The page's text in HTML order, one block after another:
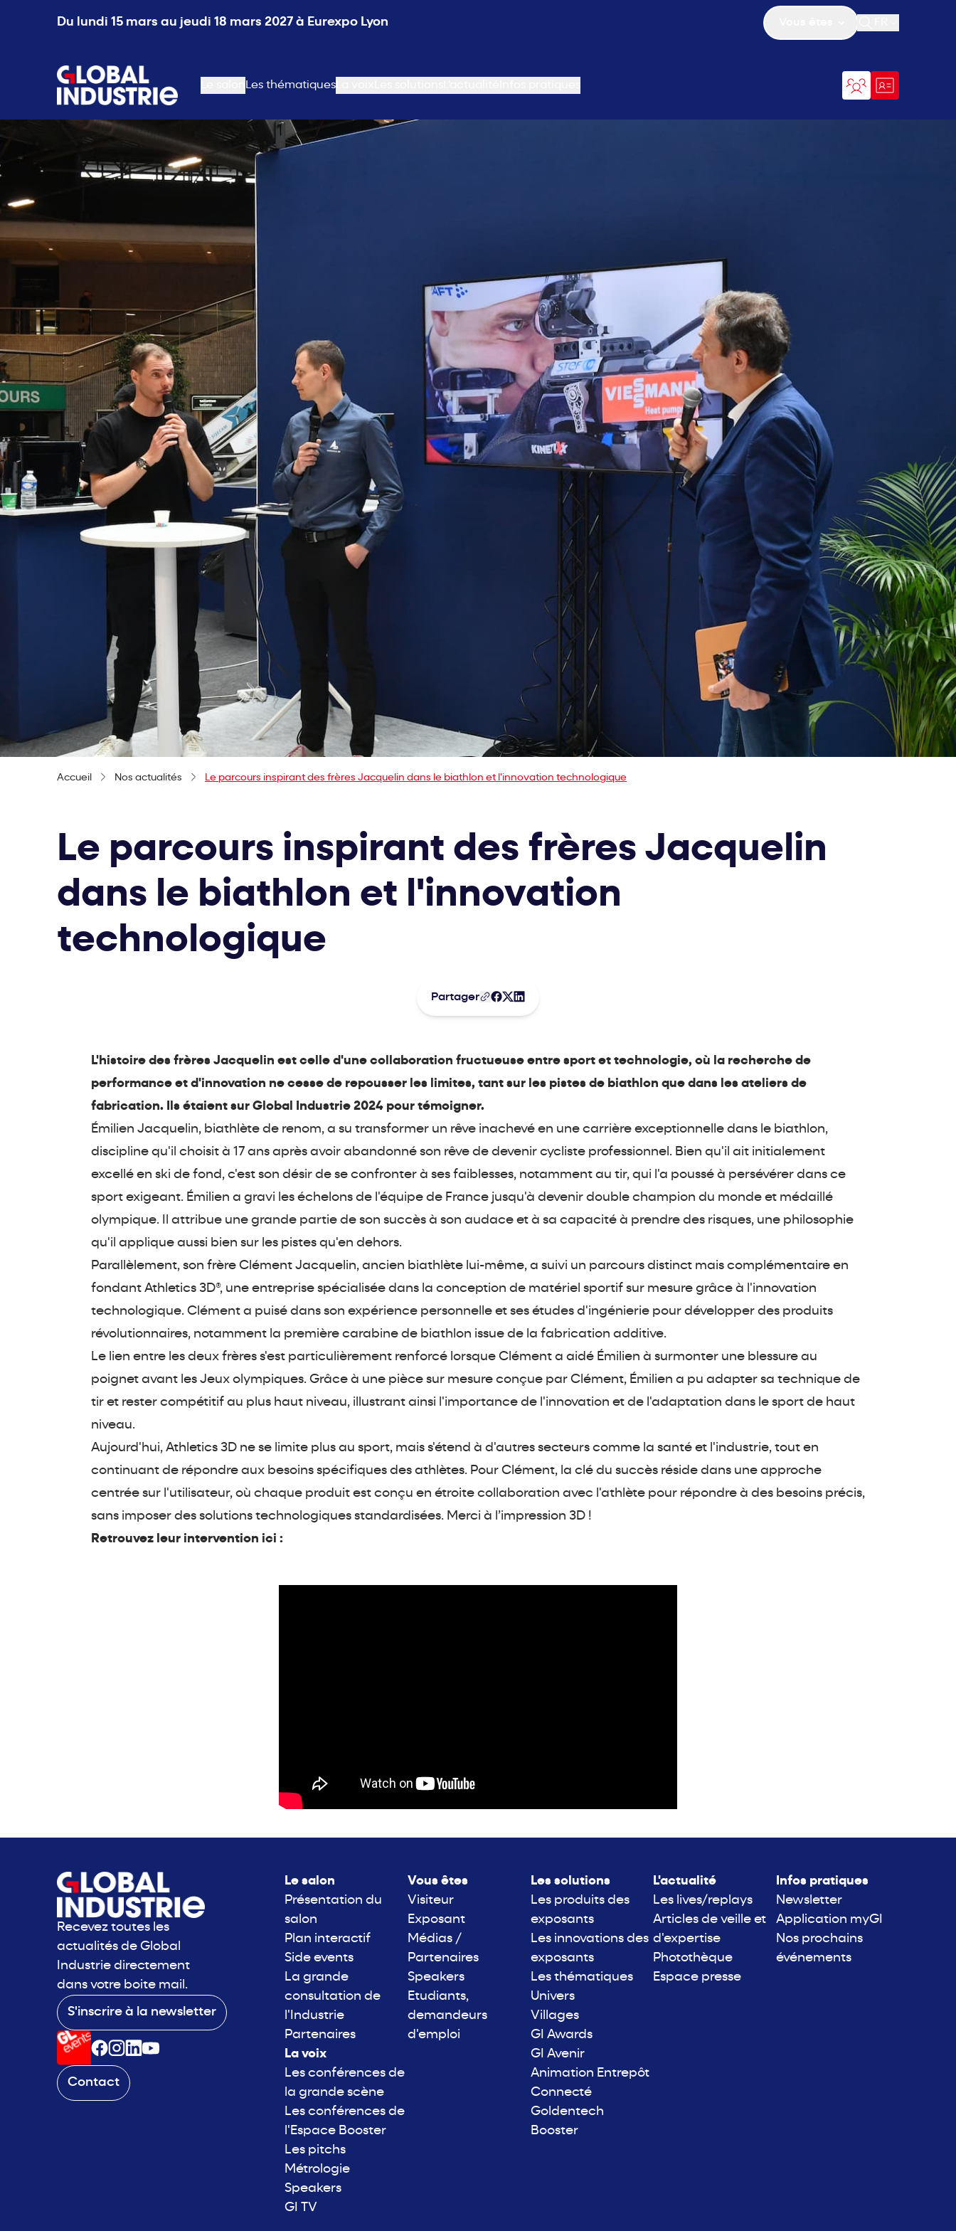
Du lundi 15 mars au jeudi 18 mars 2027 à Eurexpo Lyon
Ouvrir la
page.home
Les thématiques
Accueil Nos actualités Le parcours inspirant des frères Jacquelin dans le biathlon et l'innovation technologique
Le parcours inspirant des frères Jacquelin
dans le biathlon et l'innovation
technologique
Partager
L'histoire des frères Jacquelin est celle d'une collaboration fructueuse entre sport et technologie, où la recherche de
performance et d'innovation ne cesse de repousser les limites, tant sur les pistes de biathlon que dans les ateliers de
fabrication. Ils étaient sur Global Industrie 2024 pour témoigner.
Émilien Jacquelin, biathlète de renom, a su transformer un rêve inachevé en une carrière exceptionnelle dans le biathlon,
discipline qu'il choisit à 17 ans après avoir abandonné son rêve de devenir cycliste professionnel. Bien qu'il ait initialement
excellé en ski de fond, c'est son désir de se confronter à ses faiblesses, notamment au tir, qui l'a poussé à persévérer dans ce
sport exigeant. Émilien a gravi les échelons de l'équipe de France jusqu'à devenir double champion du monde et médaillé
olympique. Il attribue une grande partie de son succès à son audace et à sa capacité à prendre des risques, une philosophie
qu'il applique aussi bien sur les pistes qu'en dehors.
Parallèlement, son frère Clément Jacquelin, ancien biathlète lui-même, a suivi un parcours distinct mais complémentaire en
fondant Athletics 3D®, une entreprise spécialisée dans la conception de matériel sportif sur mesure grâce à l'innovation
technologique. Clément a puisé dans son expérience personnelle et ses études d'ingénierie pour développer des produits
révolutionnaires, notamment la première carabine de biathlon issue de la fabrication additive.
Le lien entre les deux frères s'est particulièrement renforcé lorsque Clément a aidé Émilien à surmonter une blessure au
poignet avant les Jeux olympiques. Grâce à une pièce sur mesure conçue par Clément, Émilien a pu adapter sa technique de
tir et rester compétitif au plus haut niveau, illustrant ainsi l'importance de l'innovation et de l'adaptation dans le sport de haut
niveau.
Aujourd'hui, Athletics 3D ne se limite plus au sport, mais s'étend à d'autres secteurs comme la santé et l'industrie, tout en
continuant de répondre aux besoins spécifiques des athlètes. Pour Clément, la clé du succès réside dans une approche
centrée sur l'utilisateur, où chaque produit est conçu en étroite collaboration avec l'athlète pour répondre à des besoins précis,
sans imposer des solutions technologiques standardisées. Merci à l’impression 3D !
Retrouvez leur intervention ici :
Recevez toutes les
actualités de Global
Industrie directement
dans votre boite mail.
S'inscrire à la newsletter
Contact
Le salon
Présentation du
salon
Plan interactif
Side events
La grande
consultation de
l'Industrie
Partenaires
La voix
Les conférences de
la grande scène
Les conférences de
l'Espace Booster
Les pitchs
Métrologie
Speakers
GI TV
Vous êtes
Visiteur
Exposant
Médias /
Partenaires
Speakers
Etudiants,
demandeurs
d'emploi
Les solutions
Les produits des
exposants
Les innovations des
exposants
Les thématiques
Univers
Villages
GI Awards
GI Avenir
Animation Entrepôt
Connecté
Goldentech
Booster
L'actualité
Les lives/replays
Articles de veille et
d'expertise
Photothèque
Espace presse
Infos pratiques
Newsletter
Application myGI
Nos prochains
événements